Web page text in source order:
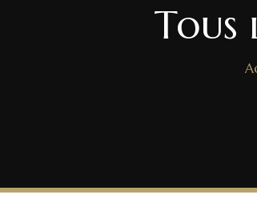
Tous